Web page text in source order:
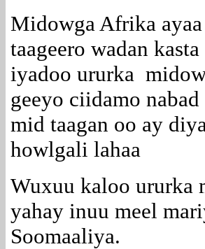
Midowga Afrika
taageero wadan
iyadoo ururka
geeyo ciidamo
mid taagan oo ay
howlgali lahaa
Wuxuu kaloo ururka
yahay inuu meel
Soomaaliya.